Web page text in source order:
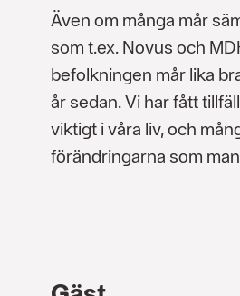
Även om många mår
som t.ex. Novus och
befolkningen mår lika
år sedan. Vi har fått
viktigt i våra liv, och
förändringarna som